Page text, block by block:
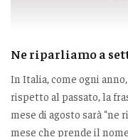
Ne riparliamo a
In Italia, come ogni
rispetto al passato, la
mese di agosto sarà
mese che prende il